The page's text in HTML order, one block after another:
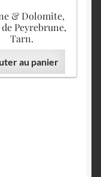
& Dolomite,
Peyrebrune,
Tarn.
au panier